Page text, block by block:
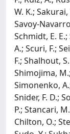
W. K.; Sakurai,
Savoy-
Schmidt, E.
A.; Scuri, F.;
F.; Shalhout,
Shimojima,
Simonenko,
Snider, F. D.;
P.; Stancari,
Chilton, O.;